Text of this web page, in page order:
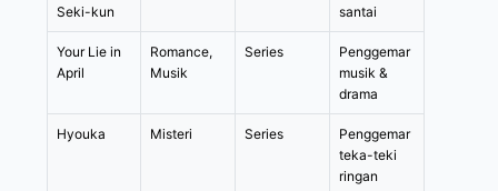
Seki-kun
santai
Your Lie in
April
Romance,
Musik
Series
Penggemar
musik &
drama
Hyouka Misteri Series
Penggemar
teka-teki
ringan